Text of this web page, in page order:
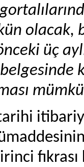
olacak,
üç